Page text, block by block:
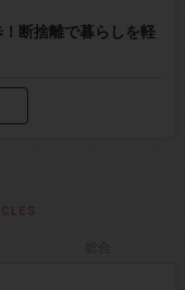
断捨離で暮らしを軽